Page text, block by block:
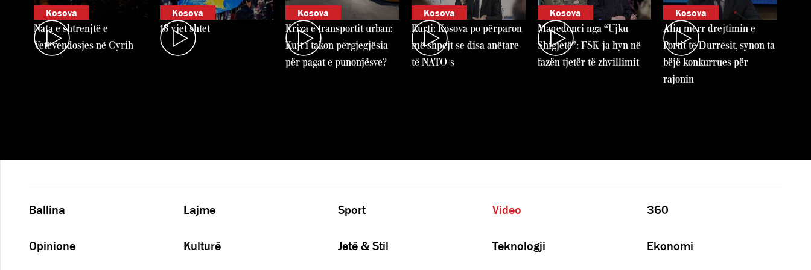
Kosova
Nata e shtrenjtë e
Vetëvendosjes në Cyrih
Kosova
18 vjet shtet
Kosova
Kriza e transportit urban:
Kujt i takon përgjegjësia
për pagat e punonjësve?
Kosova
Kurti: Kosova po përparon
më shpejt se disa anëtare
të NATO-s
Kosova
Maqedonci nga “Ujku
Shigjetë”: FSK-ja hyn në
fazën tjetër të zhvillimit
Kosova
Aliu merr drejtimin e
Portit të Durrësit, synon ta
bëjë konkurrues për
rajonin
Ballina Lajme Sport Video 360
Opinione Kulturë Jetë & Stil Teknologji Ekonomi